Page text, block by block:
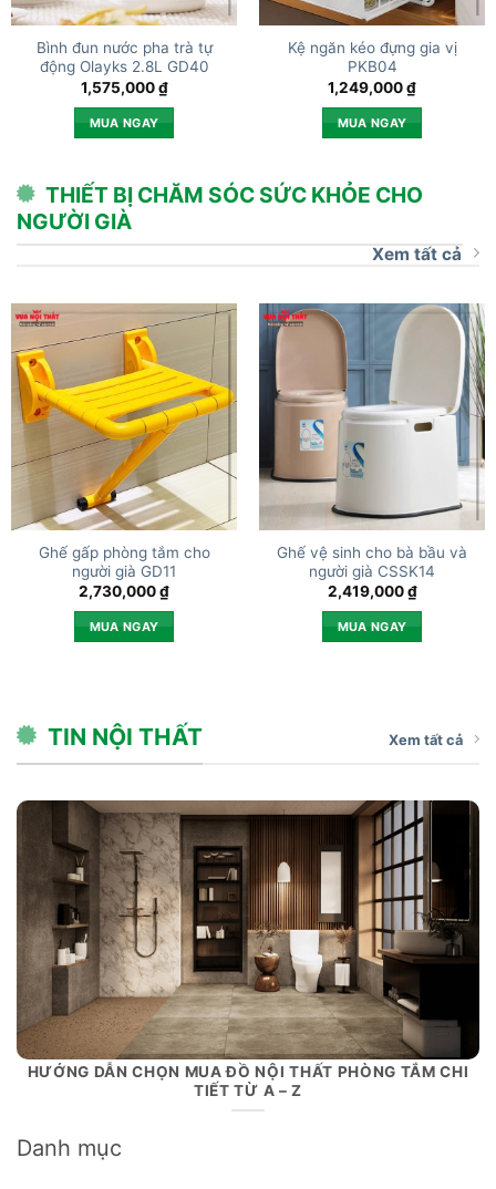
Bình đun nước pha trà tự
động Olayks 2.8L GD40
1,575,000₫
MUA NGAY
Kệ ngăn kéo đựng gia vị
PKB04
1,249,000₫
MUA NGAY
THIẾT BỊ CHĂM SÓC SỨC KHỎE CHO
NGƯỜI GIÀ
Xem tất cả
Ghế gấp phòng tắm cho
người già GD11
2,730,000₫
MUA NGAY
Ghế vệ sinh cho bà bầu và
người già CSSK14
2,419,000₫
MUA NGAY
TIN NỘI THẤT Xem tất cả
HƯỚNG DẪN CHỌN MUA ĐỒ NỘI THẤT PHÒNG TẮM CHI
TIẾT TỪ A – Z
Danh mục